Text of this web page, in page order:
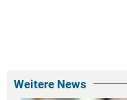
Weitere News